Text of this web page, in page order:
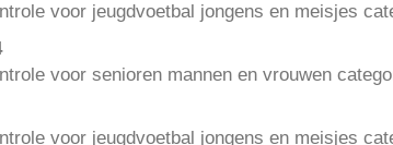
voor jeugdvoetbal jongens en meisjes
voor senioren mannen en vrouwen
voor jeugdvoetbal jongens en meisjes